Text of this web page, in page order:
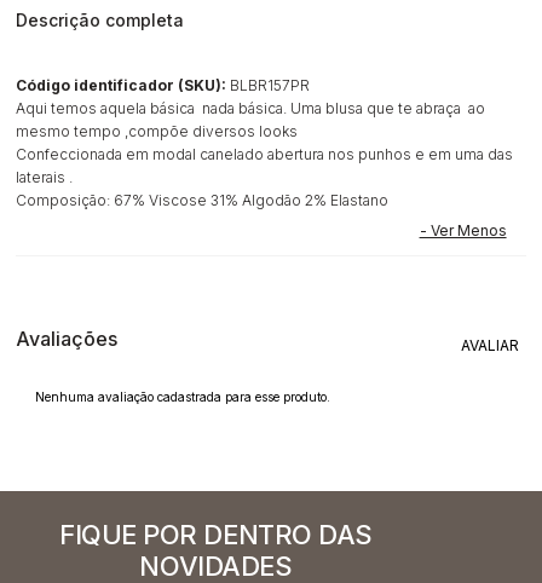
Descrição completa
Código identificador (SKU): BLBR157PR
Aqui temos aquela básica nada básica. Uma blusa que te abraça ao
mesmo tempo ,compõe diversos looks
Confeccionada em modal canelado abertura nos punhos e em uma das
laterais .
Composição: 67% Viscose 31% Algodão 2% Elastano
Avaliações
Nenhuma avaliação cadastrada para esse produto.
FIQUE POR DENTRO DAS
NOVIDADES